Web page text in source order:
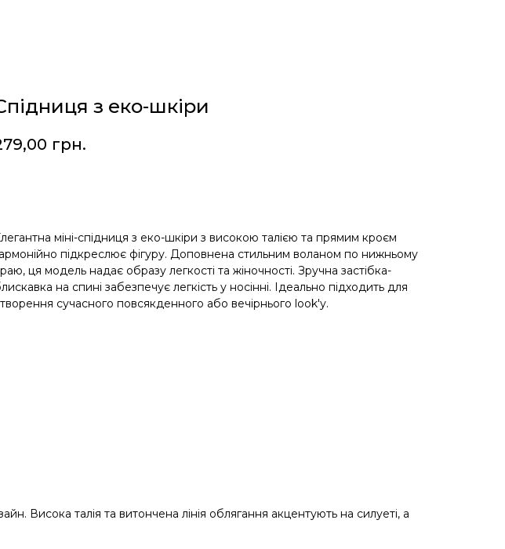
з еко-шкіри
грн.
міні-спідниця з еко-шкіри з високою талією та прямим кроєм
підкреслює фігуру. Доповнена стильним воланом по нижньому
ця модель надає образу легкості та жіночності. Зручна застібка-
на спині забезпечує легкість у носінні. Ідеально підходить для
сучасного повсякденного або вечірнього look'у.
Висока талія та витончена лінія облягання акцентують на силуеті, а